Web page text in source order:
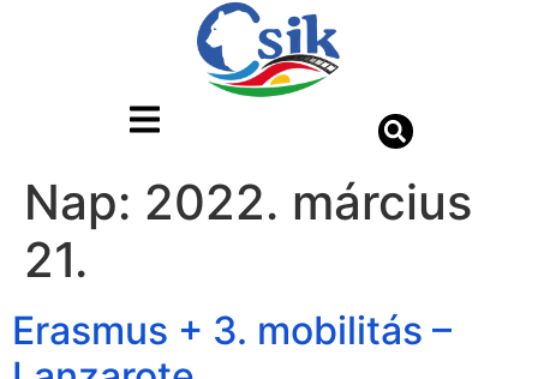
Nap: 2022. március
21.
Erasmus + 3. mobilitás –